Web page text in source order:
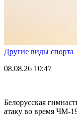
Другие виды спорта
08.08.26 10:47
Белорусская
атаку во время ЧМ-